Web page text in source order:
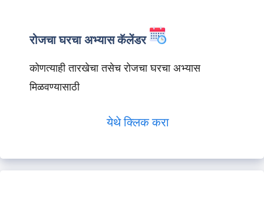
रोजचा घरचा अभ्यास कॅलेंडर
कोणत्याही तारखेचा तसेच रोजचा घरचा अभ्यास
मिळवण्यासाठी
येथे क्लिक करा